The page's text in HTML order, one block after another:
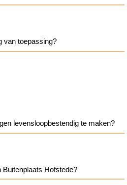
van toepassing?
levensloopbestendig te maken?
Buitenplaats Hofstede?